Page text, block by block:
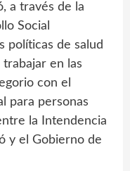
a través de la
Social
políticas de salud
en las
con el
para personas
la Intendencia
y el Gobierno de